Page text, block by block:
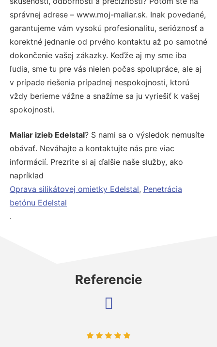
správnej adrese – www.moj-maliar.sk. Inak povedané,
garantujeme vám vysokú profesionalitu, serióznosť a
korektné jednanie od prvého kontaktu až po samotné
dokončenie vašej zákazky. Keďže aj my sme iba
ľudia, sme tu pre vás nielen počas spolupráce, ale aj
v prípade riešenia prípadnej nespokojnosti, ktorú
vždy berieme vážne a snažíme sa ju vyriešiť k vašej
spokojnosti.
Maliar izieb Edelstal? S nami sa o výsledok nemusíte
obávať. Neváhajte a kontaktujte nás pre viac
informácií. Prezrite si aj ďalšie naše služby, ako
napríklad
Oprava silikátovej omietky Edelstal, Penetrácia
betónu Edelstal
.
Referencie